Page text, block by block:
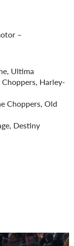
–
Ultima
Harley-
Old
Destiny